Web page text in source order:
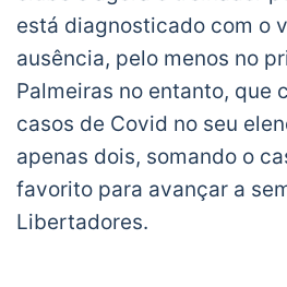
está diagnosticado com o
ausência, pelo menos no
Palmeiras no entanto, que
casos de Covid no seu
apenas dois, somando o
favorito para avançar a
Libertadores.